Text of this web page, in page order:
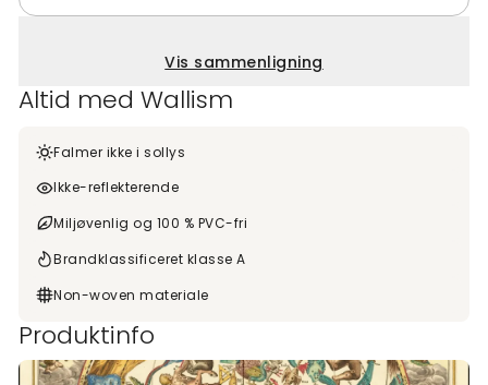
Vis sammenligning
Altid med Wallism
Falmer ikke i sollys
Ikke-reflekterende
Miljøvenlig og 100 % PVC-fri
Brandklassificeret klasse A
Non-woven materiale
Produktinfo